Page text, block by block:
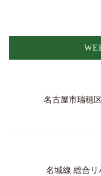
名古屋市瑞穂
名城線 総合リ